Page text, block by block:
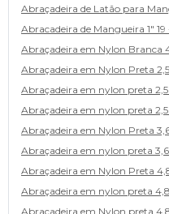
Abraçadeira de Latão para
Abracadeira de Mangueira 1"
Abraçadeira em Nylon Branca
Abraçadeira em Nylon Preta
Abraçadeira em nylon preta
Abraçadeira em nylon preta
Abraçadeira em Nylon Preta
Abraçadeira em nylon preta
Abraçadeira em Nylon Preta
Abraçadeira em nylon preta
Abraçadeira em Nylon preta